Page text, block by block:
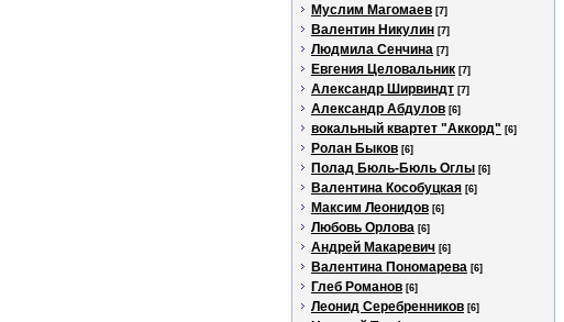
Муслим Магомаев [7]
Валентин Никулин [7]
Людмила Сенчина [7]
Евгения Целовальник [7]
Александр Ширвиндт [7]
Александр Абдулов [6]
вокальный квартет "Аккорд" [6]
Ролан Быков [6]
Полад Бюль-Бюль Оглы [6]
Валентина Кособуцкая [6]
Максим Леонидов [6]
Любовь Орлова [6]
Андрей Макаревич [6]
Валентина Пономарева [6]
Глеб Романов [6]
Леонид Серебренников [6]